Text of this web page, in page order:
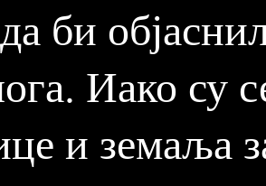
би
Иако су
и земаља